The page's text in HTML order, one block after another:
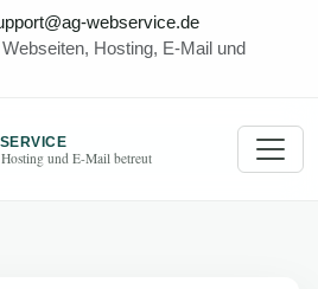
webservice.de
Hosting, E-Mail und
Hosting und E-Mail betreut